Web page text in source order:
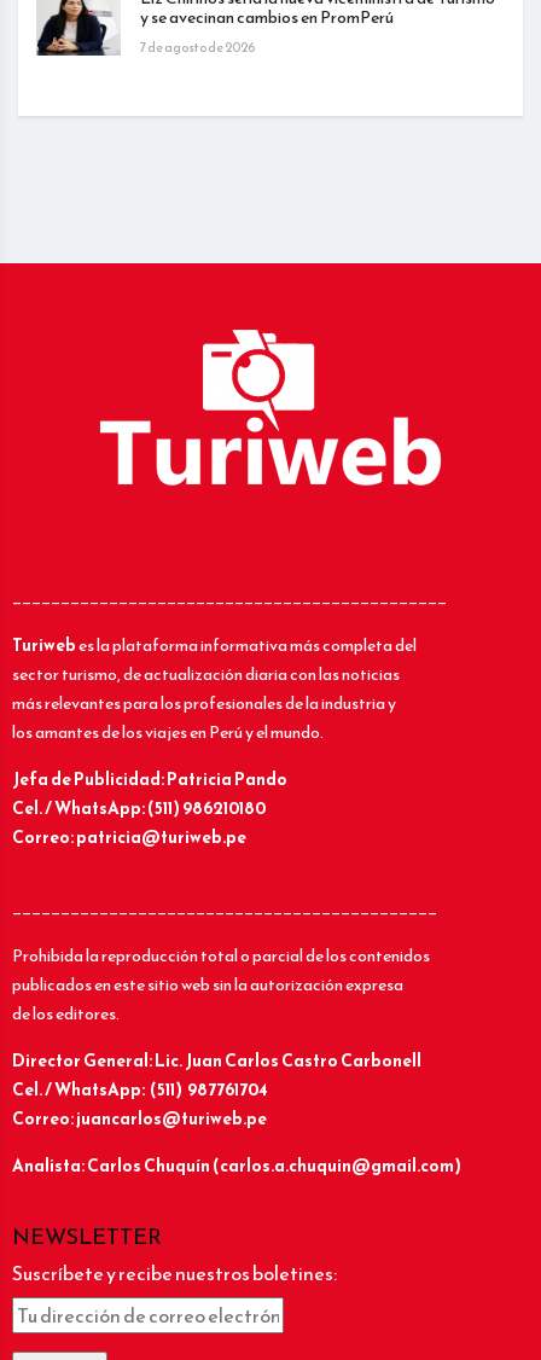
y se avecinan cambios en PromPerú
7 de agosto de 2026
_____________________________________________
Turiwebes la plataforma informativa más completa del
sector turismo, de actualización diaria con las noticias
más relevantes para los profesionales de la industria y
los amantes de los viajes en Perú y el mundo.
Jefa de Publicidad: Patricia Pando
Cel. / WhatsApp: (511) 986210180
Correo: patricia@turiweb.pe
____________________________________________
Prohibida la reproducción total o parcial de los contenidos
publicados en este sitio web sin la autorización expresa
de los editores.
Director General: Lic.Juan Carlos Castro Carbonell
Cel. / WhatsApp: (511) 987761704
Correo: juancarlos@turiweb.pe
Analista: Carlos Chuquín (carlos.a.chuquin@gmail.com)
NEWSLETTER
Suscríbete y recibe nuestros boletines: